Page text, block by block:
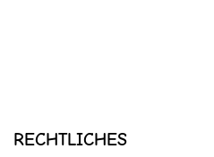
RECHTLICHES